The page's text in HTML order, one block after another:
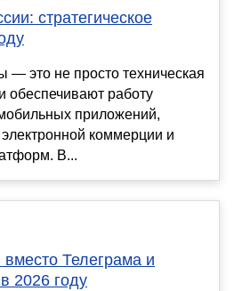
стратегическое
— это не просто техническая
обеспечивают работу
приложений,
коммерции и
В...
Телеграма и
2026 году